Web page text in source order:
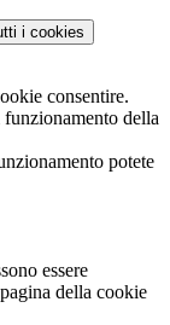
i cookies
consentire.
della
potete
essere
della cookie